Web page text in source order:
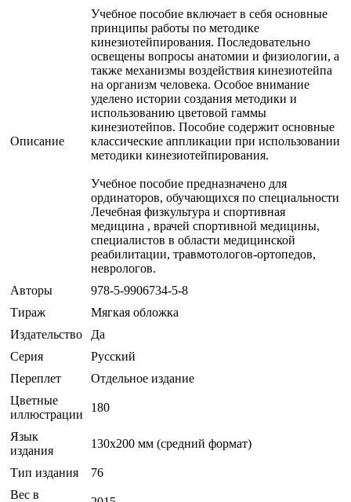
Описание
Учебное пособие включает в себя основные
принципы работы по методике
кинезиотейпирования. Последовательно
освещены вопросы анатомии и физиологии, а
также механизмы воздействия кинезиотейпа
на организм человека. Особое внимание
уделено истории создания методики и
использованию цветовой гаммы
кинезиотейпов. Пособие содержит основные
классические аппликации при использовании
методики кинезиотейпирования.
Учебное пособие предназначено для
ординаторов, обучающихся по специальности
Лечебная физкультура и спортивная
медицина , врачей спортивной медицины,
специалистов в области медицинской
реабилитации, травмотологов-ортопедов,
неврологов.
Авторы
978-5-9906734-5-8
Тираж
Мягкая обложка
Издательство
Да
Серия
Русский
Переплет
Отдельное издание
Цветные
иллюстрации
180
Язык
издания
130х200 мм (средний формат)
Тип издания
76
Вес в